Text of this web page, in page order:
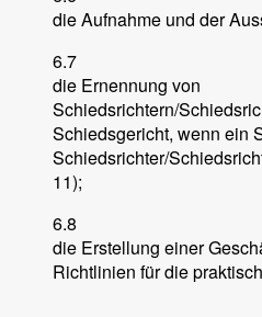
die Aufnahme und der
6.7
die Ernennung von
Schiedsrichtern/
Schiedsgericht, wenn ein
Schiedsrichter/
11);
6.8
die Erstellung einer
Richtlinien für die